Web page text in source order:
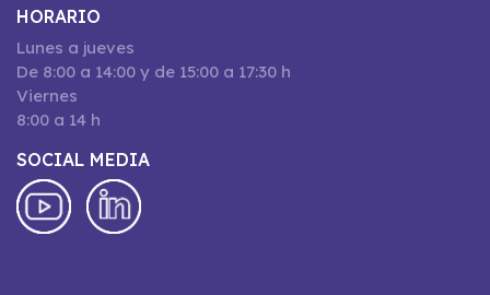
HORARIO
Lunes a jueves
De 8:00 a 14:00 y de 15:00 a 17:30 h
Viernes
8:00 a 14 h
SOCIAL MEDIA